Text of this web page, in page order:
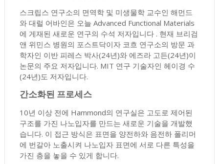
스크립스 연구소의 면역학 및 미생물학 교수인 해먼드
와 대럴 어바인은 오늘 Advanced Functional Materials
에 게재된 새로운 연구의 수석 저자입니다 . 현재 브리검
앤 위민스 병원의 포스트닥이자 코흐 연구소의 방문 과
학자인 이반 피레스 박사(24년)와 에즈라 고든(24년)이
논문의 주요 저자입니다. MIT 연구 기술자인 헤이경 수
(24년)도 저자입니다.
간소화된 프로세스
10년 이상 전에 Hammond의 연구실은 고도로 제어된
구조를 가진 나노입자를 만드는 새로운 기술을 개발했
습니다. 이 접근 방식은 표면을 양전하와 음전하 폴리머
에 번갈아 노출시켜 나노입자 표면에 서로 다른 특성을
가진 층을 놓을 수 있게 합니다.